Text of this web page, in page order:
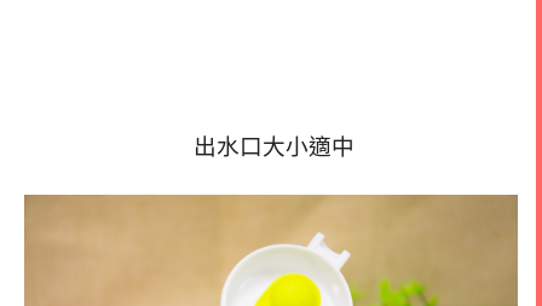
出水口大小適中